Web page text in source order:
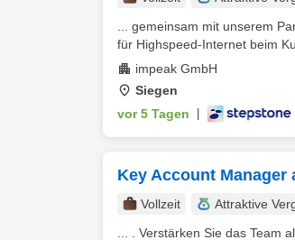
... gemeinsam mit unserem
für Highspeed-Internet beim
impeak GmbH
Siegen
vor 5 Tagen
Key Account
Vollzeit Attraktive
... . Verstärken Sie das Team